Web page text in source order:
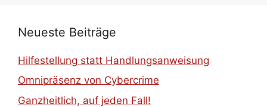
Neueste Beiträge
Hilfestellung statt Handlungsanweisung
Omnipräsenz von Cybercrime
Ganzheitlich, auf jeden Fall!